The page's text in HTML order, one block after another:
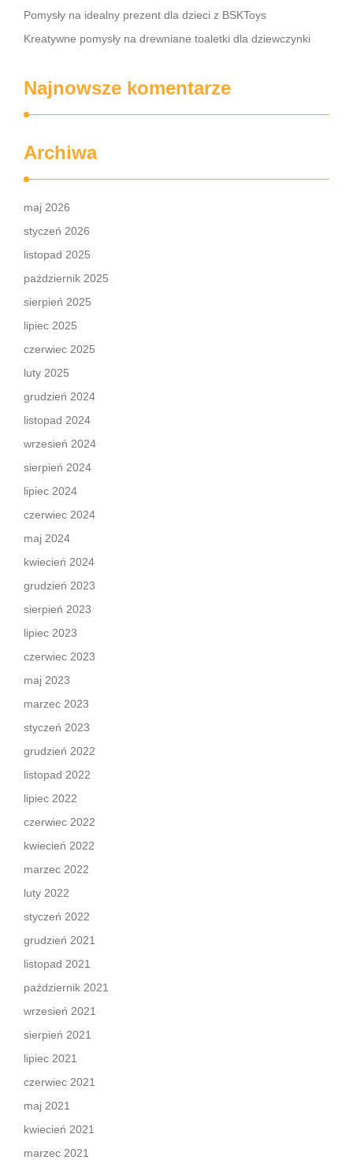
Pomysły na idealny prezent dla dzieci z BSKToys
Kreatywne pomysły na drewniane toaletki dla dziewczynki
Najnowsze komentarze
Archiwa
maj 2026
styczeń 2026
listopad 2025
październik 2025
sierpień 2025
lipiec 2025
czerwiec 2025
luty 2025
grudzień 2024
listopad 2024
wrzesień 2024
sierpień 2024
lipiec 2024
czerwiec 2024
maj 2024
kwiecień 2024
grudzień 2023
sierpień 2023
lipiec 2023
czerwiec 2023
maj 2023
marzec 2023
styczeń 2023
grudzień 2022
listopad 2022
lipiec 2022
czerwiec 2022
kwiecień 2022
marzec 2022
luty 2022
styczeń 2022
grudzień 2021
listopad 2021
październik 2021
wrzesień 2021
sierpień 2021
lipiec 2021
czerwiec 2021
maj 2021
kwiecień 2021
marzec 2021